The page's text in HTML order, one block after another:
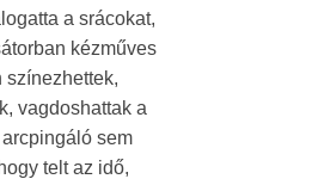
a srácokat,
kézműves
színezhettek,
vagdoshattak a
sem
telt az idő,